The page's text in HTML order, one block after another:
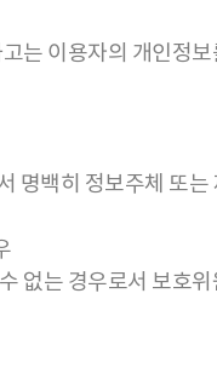
는 이용자의 개인정
명백히 정보주체 또는
없는 경우로서 보호